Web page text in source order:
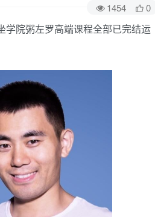
1454 0
学院粥左罗高端课程全部已完结运